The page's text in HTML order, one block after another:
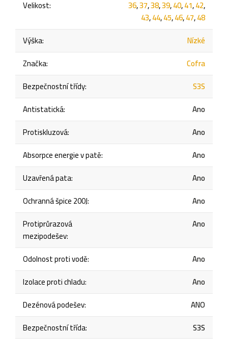
Velikost: 36,37,38,39,40,41,42,
43,44,45,46,47,48
Výška:
Nízké
Značka:
Cofra
Bezpečnostní třídy:
S3S
Antistatická:
Ano
Protiskluzová:
Ano
Absorpce energie v patě:
Ano
Uzavřená pata:
Ano
Ochranná špice 200J:
Ano
Protiprůrazová
mezipodešev:
Ano
Odolnost proti vodě:
Ano
Izolace proti chladu:
Ano
Dezénová podešev:
ANO
Bezpečnostní třída: S3S